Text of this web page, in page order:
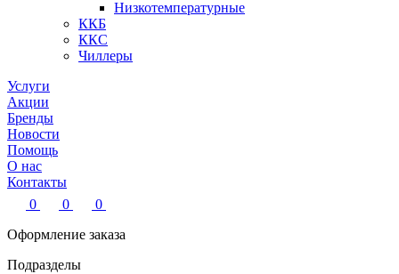
Низкотемпературные
ККБ
ККС
Чиллеры
Услуги
Акции
Бренды
Новости
Помощь
О нас
Контакты
0
0
0
Оформление заказа
Подразделы